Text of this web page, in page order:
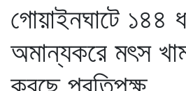
গোয়াইনঘাটে ১৪৪
অমান্যকরে মৎস